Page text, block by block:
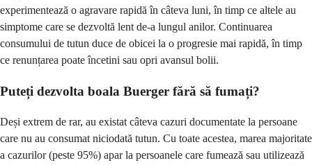
experimentează o agravare rapidă în câteva luni, în timp ce altele au
simptome care se dezvoltă lent de-a lungul anilor. Continuarea
consumului de tutun duce de obicei la o progresie mai rapidă, în timp
ce renunțarea poate încetini sau opri avansul bolii.
Puteți dezvolta boala Buerger fără să fumați?
Deși extrem de rar, au existat câteva cazuri documentate la persoane
care nu au consumat niciodată tutun. Cu toate acestea, marea majoritate
a cazurilor (peste 95%) apar la persoanele care fumează sau utilizează